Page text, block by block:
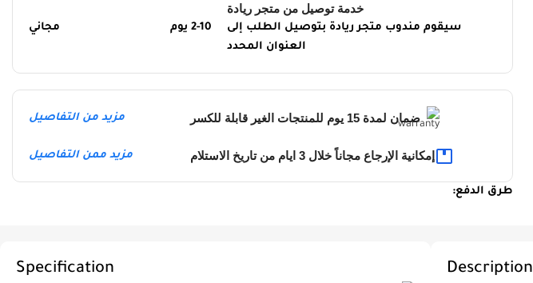
خدمة توصيل من متجر ريادة
سيقوم مندوب متجر ريادة بتوصيل الطلب إلى
العنوان المحدد
2-10 يوم مجاني
ضمان لمدة 15 يوم للمنتجات الغير قابلة للكسر مزيد من التفاصيل
إمكانية الإرجاع مجاناً خلال 3 ايام من تاريخ الاستلام مزيد ممن التفاصيل
طرق الدفع:
Description
Specification